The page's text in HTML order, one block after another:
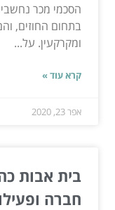
הסכמי מכר
בתחום החוזים,
ומקרקעין. על...
קרא עוד »
אפר 23, 2020
בית אבות
חברה